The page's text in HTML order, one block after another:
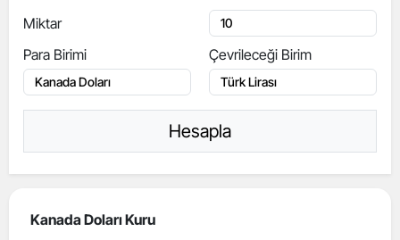
Miktar
Para Birimi
Çevrileceği Birim
Hesapla
Kanada Doları Kuru